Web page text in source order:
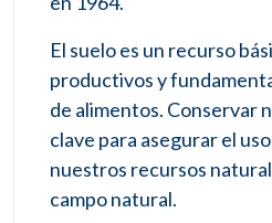
El suelo es un recurso
productivos y
de alimentos. Conservar
clave para asegurar el
nuestros recursos
campo natural.